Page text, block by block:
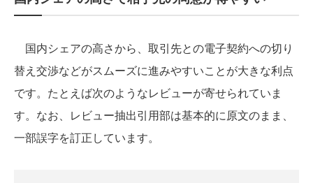
国内シェアの高さから、取引先との電子契約への切り
替え交渉などがスムーズに進みやすいことが大きな利点
です。たとえば次のようなレビューが寄せられていま
す。なお、レビュー抽出引用部は基本的に原文のまま、
一部誤字を訂正しています。